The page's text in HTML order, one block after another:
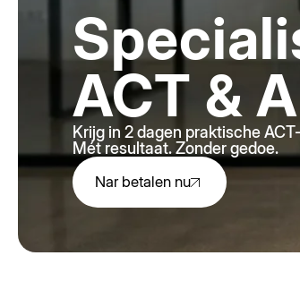
ACT &
Krijg in 2 dagen praktische
Mét resultaat. Zonder gedoe.
Nar betalen nu